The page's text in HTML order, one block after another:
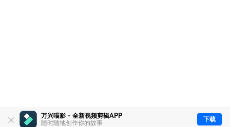
万兴喵影 - 全新视频剪辑APP
随时随地创作你的故事
下载